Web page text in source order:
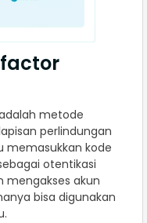
metode
perlindungan
memasukkan kode
otentikasi
mengakses akun
bisa digunakan